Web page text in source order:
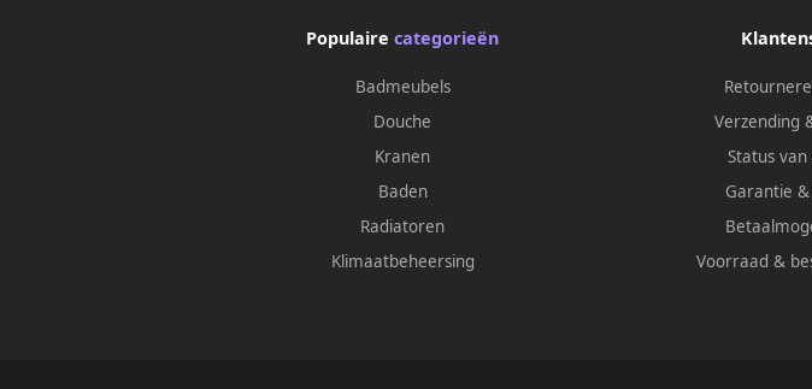
Populaire categorieën
Badmeubels
Douche
Kranen
Baden
Radiatoren
Klimaatbeheersing
Verzending
Status
Garantie
Voorraad &